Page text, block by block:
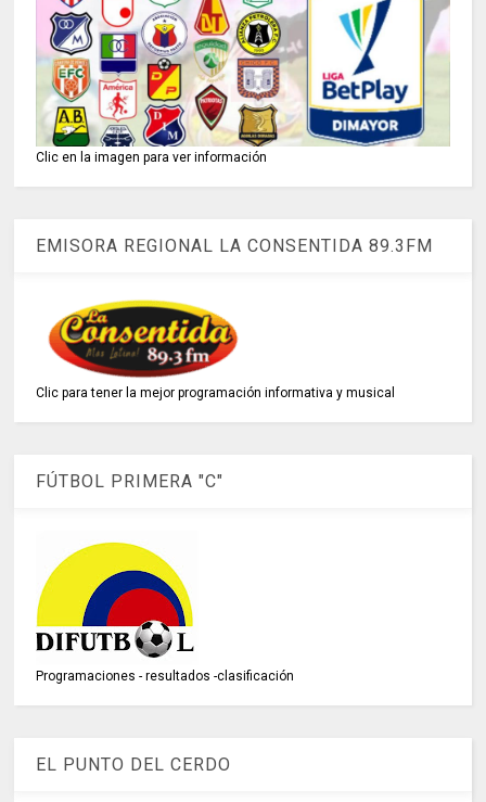
Clic en la imagen para ver información
EMISORA REGIONAL LA CONSENTIDA 89.3FM
Clic para tener la mejor programación informativa y musical
FÚTBOL PRIMERA "C"
Programaciones - resultados -clasificación
EL PUNTO DEL CERDO